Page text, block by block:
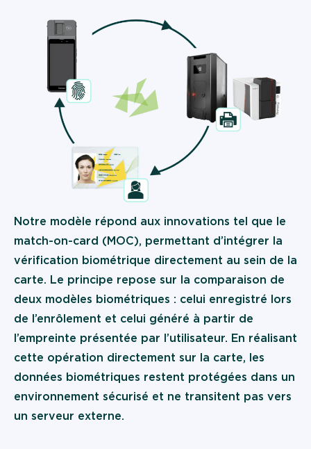
Notre modèle répond aux innovations tel que le
match-on-card (MOC), permettant d’intégrer la
vérification biométrique directement au sein de la
carte. Le principe repose sur la comparaison de
deux modèles biométriques : celui enregistré lors
de l’enrôlement et celui généré à partir de
l’empreinte présentée par l’utilisateur. En réalisant
cette opération directement sur la carte, les
données biométriques restent protégées dans un
environnement sécurisé et ne transitent pas vers
un serveur externe.